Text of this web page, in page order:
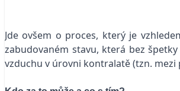
Jde ovšem o proces, který je
zabudovaném stavu, která bez
vzduchu v úrovni kontralatě (tzn.